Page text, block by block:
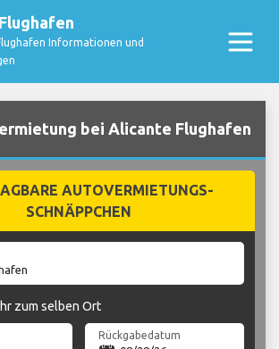
Informationen und
bei Alicante Flughafen
AUTOVERMIETUNGS-
SCHNÄPPCHEN
zum selben Ort
Rückgabedatum